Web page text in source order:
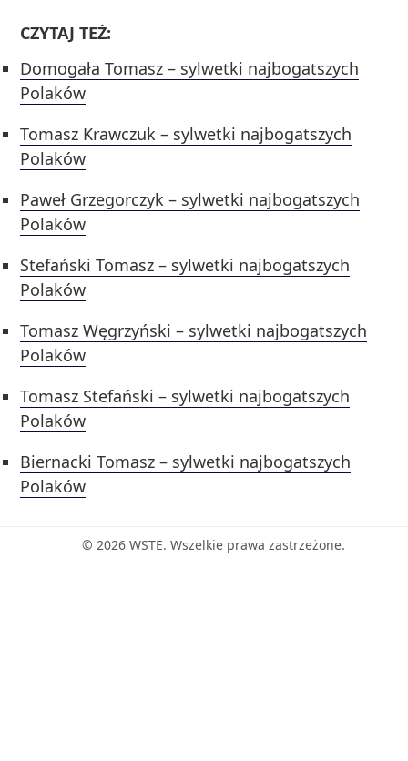
CZYTAJ TEŻ:
Domogała Tomasz – sylwetki najbogatszych
Polaków
Tomasz Krawczuk – sylwetki najbogatszych
Polaków
Paweł Grzegorczyk – sylwetki najbogatszych
Polaków
Stefański Tomasz – sylwetki najbogatszych
Polaków
Tomasz Węgrzyński – sylwetki najbogatszych
Polaków
Tomasz Stefański – sylwetki najbogatszych
Polaków
Biernacki Tomasz – sylwetki najbogatszych
Polaków
© 2026 WSTE. Wszelkie prawa zastrzeżone.